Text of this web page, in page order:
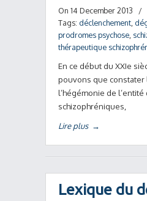
On 14 December 2013
/
Tags: déclenchement
prodromes psychose
thérapeutique
En ce début du XXIe
pouvons que constater
l’hégémonie de
schizophréniques,
Lire plus →
Lexique du